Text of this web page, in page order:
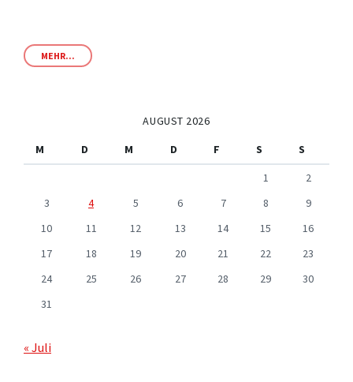
MEHR...
AUGUST 2026
M
D M D F S
S
1
2
3
4 5 6 7 8
9
10
11 12 13 14 15
16
17
18 19 20 21 22
23
24
25 26 27 28 29
30
31
« Juli